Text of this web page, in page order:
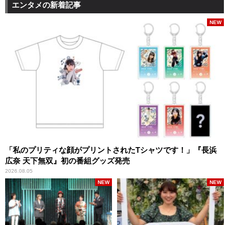
エンタメの新着記事
「私のプリティな顔がプリントされたTシャツです！」『長浜
広奈 天下無双』初の番組グッズ発売
2026.08.05
NEW
NEW NEW